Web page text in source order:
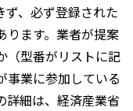
ず、必ず登録された
ります。業者が提案
（型番がリストに記
事業に参加している
詳細は、経済産業省